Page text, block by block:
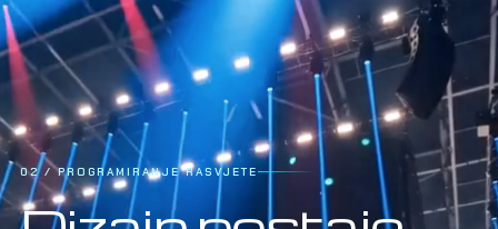
02 / PROGRAMIRANJE RASVJETE